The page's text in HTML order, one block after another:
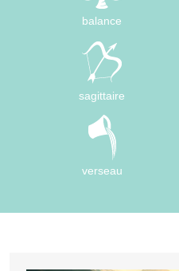
balance
sagittaire
verseau